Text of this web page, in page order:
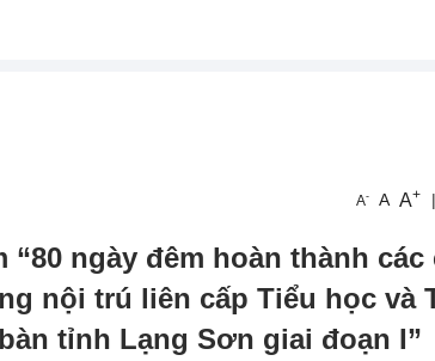
A- A A+ |
ngày đêm hoàn thành các
nội trú liên cấp Tiểu học và
tỉnh Lạng Sơn giai đoạn I”